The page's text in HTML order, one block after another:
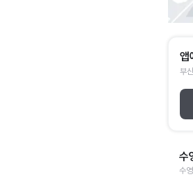
앱
부
수
수